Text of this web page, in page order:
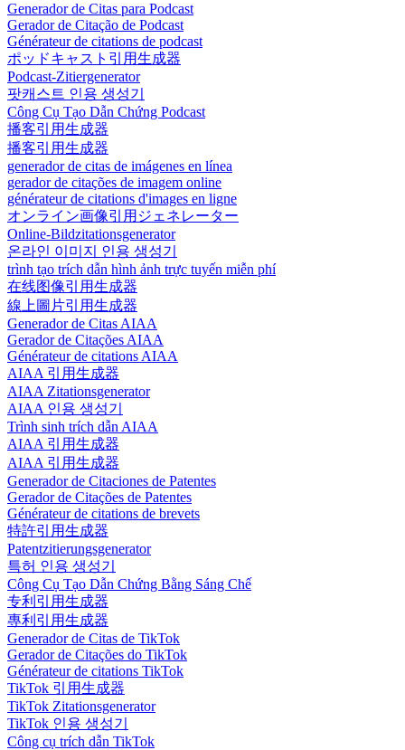
Generador de Citas para Podcast
Gerador de Citação de Podcast
Générateur de citations de podcast
ポッドキャスト引用生成器
Podcast-Zitiergenerator
팟캐스트 인용 생성기
Công Cụ Tạo Dẫn Chứng Podcast
播客引用生成器
播客引用生成器
generador de citas de imágenes en línea
gerador de citações de imagem online
générateur de citations d'images en ligne
オンライン画像引用ジェネレーター
Online-Bildzitationsgenerator
온라인 이미지 인용 생성기
trình tạo trích dẫn hình ảnh trực tuyến miễn phí
在线图像引用生成器
線上圖片引用生成器
Generador de Citas AIAA
Gerador de Citações AIAA
Générateur de citations AIAA
AIAA 引用生成器
AIAA Zitationsgenerator
AIAA 인용 생성기
Trình sinh trích dẫn AIAA
AIAA 引用生成器
AIAA 引用生成器
Generador de Citaciones de Patentes
Gerador de Citações de Patentes
Générateur de citations de brevets
特許引用生成器
Patentzitierungsgenerator
특허 인용 생성기
Công Cụ Tạo Dẫn Chứng Bằng Sáng Chế
专利引用生成器
專利引用生成器
Generador de Citas de TikTok
Gerador de Citações do TikTok
Générateur de citations TikTok
TikTok 引用生成器
TikTok Zitationsgenerator
TikTok 인용 생성기
Công cụ trích dẫn TikTok